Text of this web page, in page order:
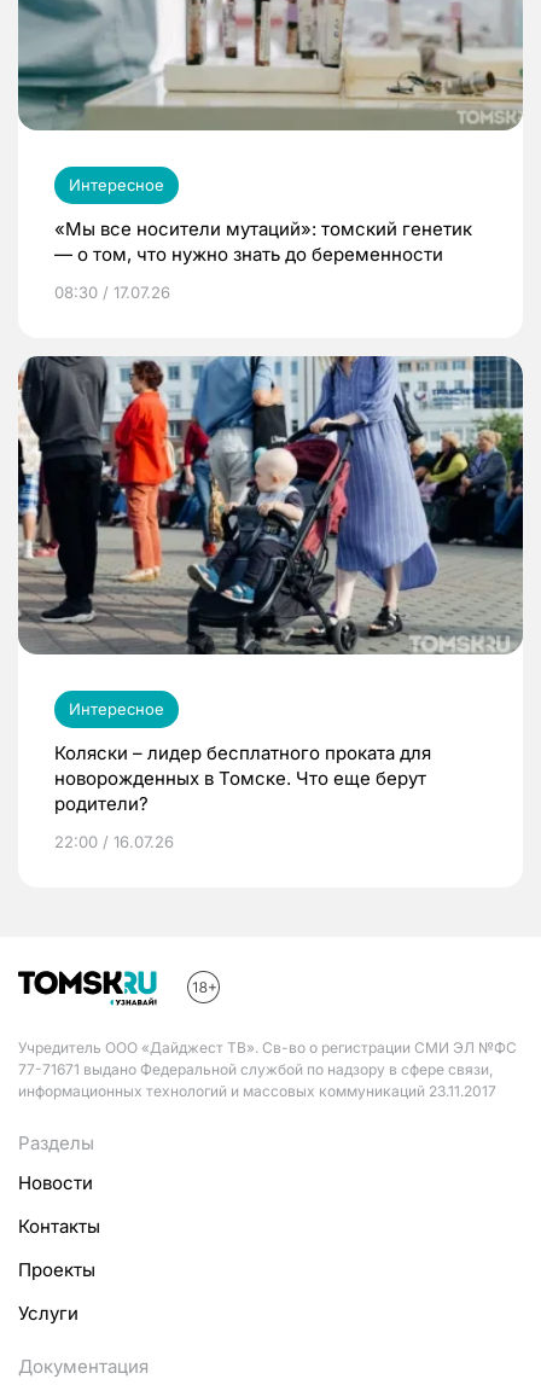
Интересное
«Мы все носители мутаций»: томский генетик
— о том, что нужно знать до беременности
08:30 / 17.07.26
Интересное
Коляски – лидер бесплатного проката для
новорожденных в Томске. Что еще берут
родители?
22:00 / 16.07.26
Учредитель ООО «Дайджест ТВ». Св-во о регистрации СМИ ЭЛ №ФС
77-71671 выдано Федеральной службой по надзору в сфере связи,
информационных технологий и массовых коммуникаций 23.11.2017
Разделы
Новости
Контакты
Проекты
Услуги
Документация